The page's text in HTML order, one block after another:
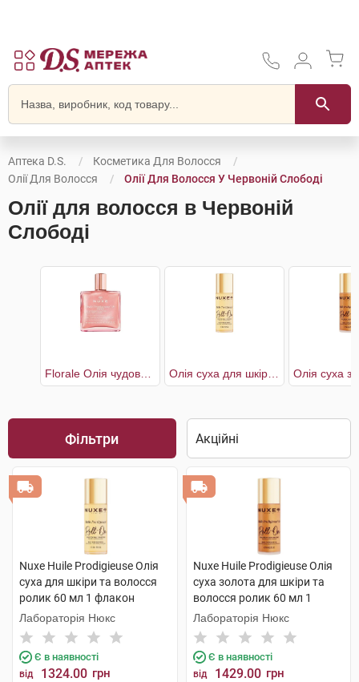
Аптека D.S.
Косметика Для Волосся
Олії Для Волосся
Олії Для Волосся У Червоній Слободі
Олії для волосся в Червоній
Слободі
Фільтри
Nuxe Huile Prodigieuse Олія
суха для шкіри та волосся
ролик 60 мл 1 флакон
Лабораторія Нюкс
Є в наявності
від 1324.00 грн
Nuxe Huile Prodigieuse Олія
суха золота для шкіри та
волосся ролик 60 мл 1
флакон
Лабораторія Нюкс
Є в наявності
від 1429.00 грн